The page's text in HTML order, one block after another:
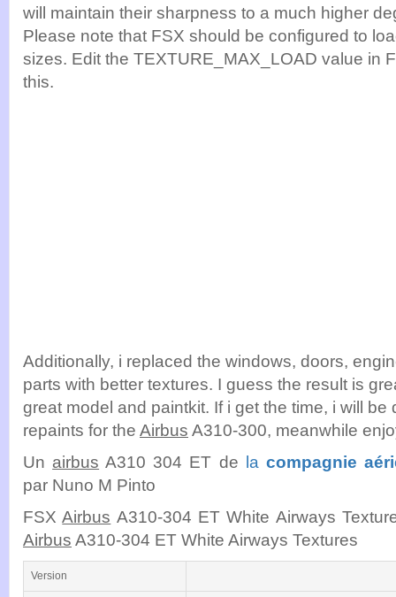
will maintain their sharpness to a much higher
Please note that FSX should be configured to
sizes. Edit the TEXTURE_MAX_LOAD value in
this.
Additionally, i replaced the windows, doors,
parts with better textures. I guess the result is
great model and paintkit. If i get the time, i will be
repaints for the Airbus A310-300, meanwhile
Un airbus A310 304 ET de la compagnie
par Nuno M Pinto
FSXAirbus A310-304 ET White Airways
Airbus A310-304 ET White Airways Textures
Version